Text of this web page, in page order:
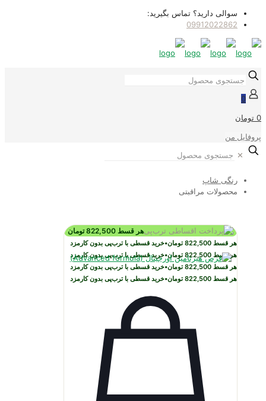
سوالی دارید؟ تماس بگیرید:
09912022862
0
0 تومان
پروفایل من
✕
رنگی شاپ
محصولات مراقبتی
هر قسط 822,500 تومان
هر قسط822,500 تومان•خرید قسطی با ترب‌پی بدون کارمزد
هر قسط822,500 تومان•خرید قسطی با ترب‌پی بدون کارمزد
هر قسط822,500 تومان•خرید قسطی با ترب‌پی بدون کارمزد
هر قسط822,500 تومان•خرید قسطی با ترب‌پی بدون کارمزد